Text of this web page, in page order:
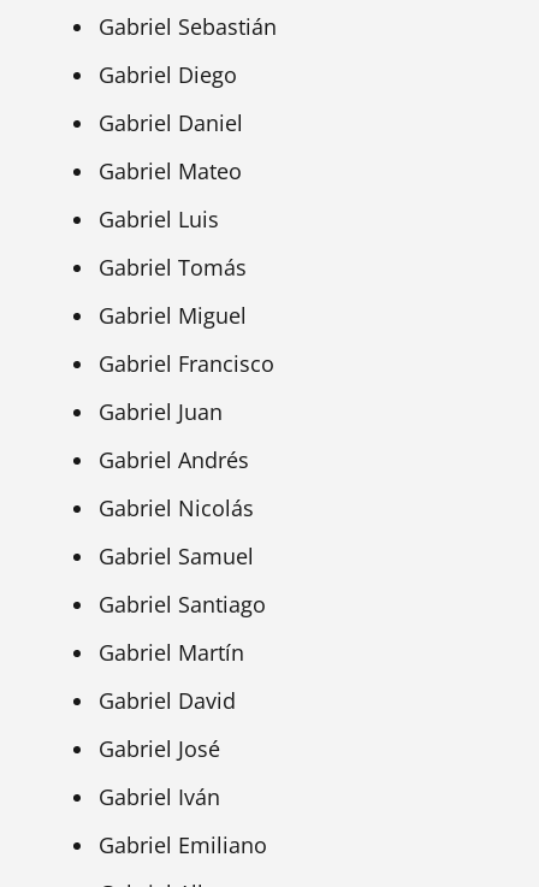
Gabriel Sebastián
Gabriel Diego
Gabriel Daniel
Gabriel Mateo
Gabriel Luis
Gabriel Tomás
Gabriel Miguel
Gabriel Francisco
Gabriel Juan
Gabriel Andrés
Gabriel Nicolás
Gabriel Samuel
Gabriel Santiago
Gabriel Martín
Gabriel David
Gabriel José
Gabriel Iván
Gabriel Emiliano